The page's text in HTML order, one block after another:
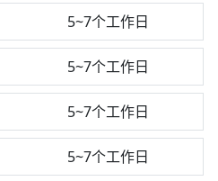
5~7个工作日
5~7个工作日
5~7个工作日
5~7个工作日